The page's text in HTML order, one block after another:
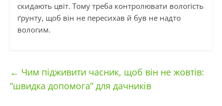
скидають цвіт. Тому треба контролювати вологість
ґрунту, щоб він не пересихав й був не надто
вологим.
← Чим підживити часник, щоб він не жовтів:
“швидка допомога” для дачників